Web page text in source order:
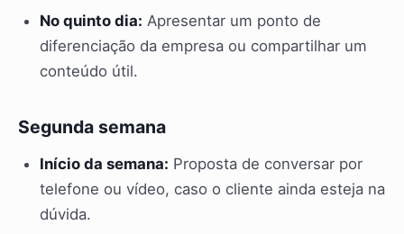
No quinto dia: Apresentar um ponto de
diferenciação da empresa ou compartilhar um
conteúdo útil.
Segunda semana
Início da semana: Proposta de conversar por
telefone ou vídeo, caso o cliente ainda esteja na
dúvida.